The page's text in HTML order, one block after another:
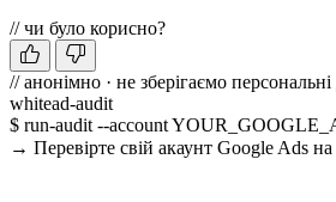
// чи було корисно?
// анонімно · не зберігаємо персональні
whitead-audit
$ run-audit --account
→ Перевірте свій акаунт Google Ads на